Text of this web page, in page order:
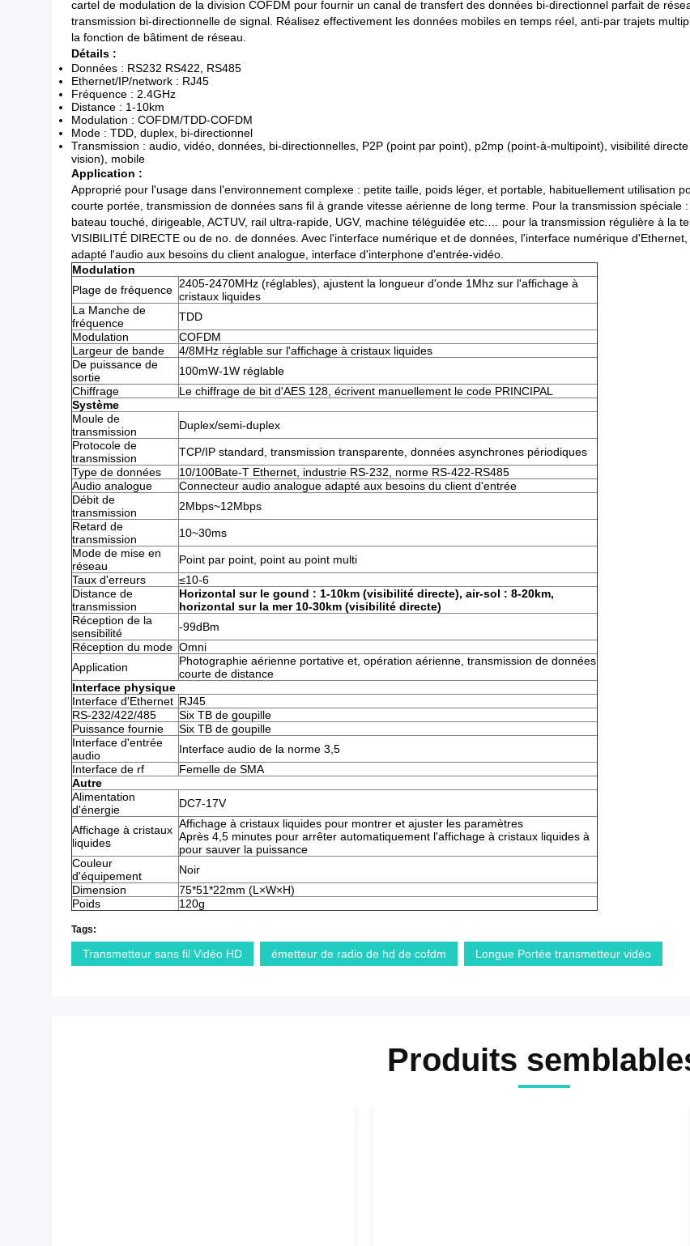
cartel de modulation de la division COFDM pour fournir un canal de transfert des données bi-directionnel parfait de
transmission bi-directionnelle de signal. Réalisez effectivement les données mobiles en temps réel, anti-par trajets
la fonction de bâtiment de réseau.
Détails :
Données : RS232 RS422, RS485
Ethernet/IP/network : RJ45
Fréquence : 2.4GHz
Distance : 1-10km
Modulation : COFDM/TDD-COFDM
Mode : TDD, duplex, bi-directionnel
Transmission : audio, vidéo, données, bi-directionnelles, P2P (point par point), p2mp (point-à-multipoint), visibilité
vision), mobile
Application :
Approprié pour l'usage dans l'environnement complexe : petite taille, poids léger, et portable, habituellement utilisation
courte portée, transmission de données sans fil à grande vitesse aérienne de long terme. Pour la transmission spéciale
bateau touché, dirigeable, ACTUV, rail ultra-rapide, UGV, machine téléguidée etc.… pour la transmission régulière à la
VISIBILITÉ DIRECTE ou de no. de données. Avec l'interface numérique et de données, l'interface numérique
adapté l'audio aux besoins du client analogue, interface d'interphone d'entrée-vidéo.
Modulation
Plage de fréquence 2405-2470MHz (réglables), ajustent la longueur d'onde 1Mhz sur l'affichage à
cristaux liquides
La Manche de
fréquence
TDD
Modulation
COFDM
Largeur de bande
4/8MHz réglable sur l'affichage à cristaux liquides
De puissance de
sortie
100mW-1W réglable
Chiffrage
Le chiffrage de bit d'AES 128, écrivent manuellement le code PRINCIPAL
Système
Moule de
transmission
Duplex/semi-duplex
Protocole de
transmission
TCP/IP standard, transmission transparente, données asynchrones périodiques
Type de données
10/100Bate-T Ethernet, industrie RS-232, norme RS-422-RS485
Audio analogue
Connecteur audio analogue adapté aux besoins du client d'entrée
Débit de
transmission
2Mbps~12Mbps
Retard de
transmission
10~30ms
Mode de mise en
réseau
Point par point, point au point multi
Taux d'erreurs
≤10-6
Distance de
transmission
Horizontal sur le gound : 1-10km (visibilité directe), air-sol : 8-20km,
horizontal sur la mer 10-30km (visibilité directe)
Réception de la
sensibilité
-99dBm
Réception du mode Omni
Application
Photographie aérienne portative et, opération aérienne, transmission de données
courte de distance
Interface physique
Interface d'Ethernet RJ45
RS-232/422/485
Six TB de goupille
Puissance fournie
Six TB de goupille
Interface d'entrée
audio
Interface audio de la norme 3,5
Interface de rf
Femelle de SMA
Autre
Alimentation
d'énergie
DC7-17V
Affichage à cristaux
liquides
Affichage à cristaux liquides pour montrer et ajuster les paramètres
Après 4,5 minutes pour arrêter automatiquement l'affichage à cristaux liquides à
pour sauver la puissance
Couleur
d'équipement
Noir
Dimension
75*51*22mm (L×W×H)
Poids
120g
Tags:
Transmetteur sans fil Vidéo HD émetteur de radio de hd de cofdm Longue Portée transmetteur vidéo
Produits